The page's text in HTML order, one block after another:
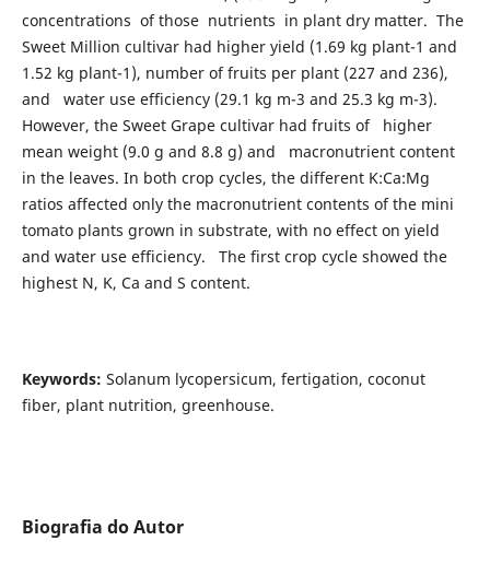
concentrations of those nutrients in plant dry matter. The
Sweet Million cultivar had higher yield (1.69 kg plant-1 and
1.52 kg plant-1), number of fruits per plant (227 and 236),
and water use efficiency (29.1 kg m-3 and 25.3 kg m-3).
However, the Sweet Grape cultivar had fruits of higher
mean weight (9.0 g and 8.8 g) and macronutrient content
in the leaves. In both crop cycles, the different K:Ca:Mg
ratios affected only the macronutrient contents of the mini
tomato plants grown in substrate, with no effect on yield
and water use efficiency. The first crop cycle showed the
highest N, K, Ca and S content.
Keywords: Solanum lycopersicum, fertigation, coconut
fiber, plant nutrition, greenhouse.
Biografia do Autor